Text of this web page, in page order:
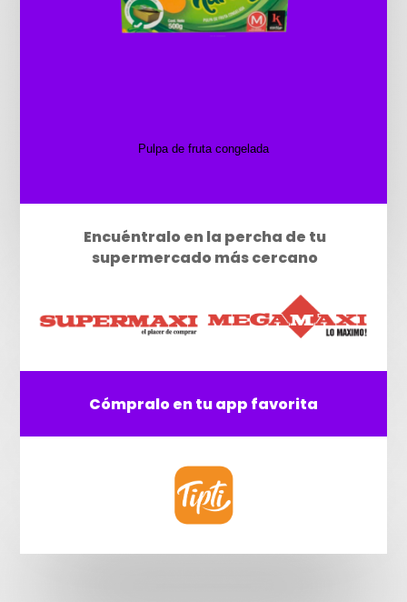
Pulpa de fruta congelada
Encuéntralo en la percha de tu
supermercado más cercano
Cómpralo en tu app favorita